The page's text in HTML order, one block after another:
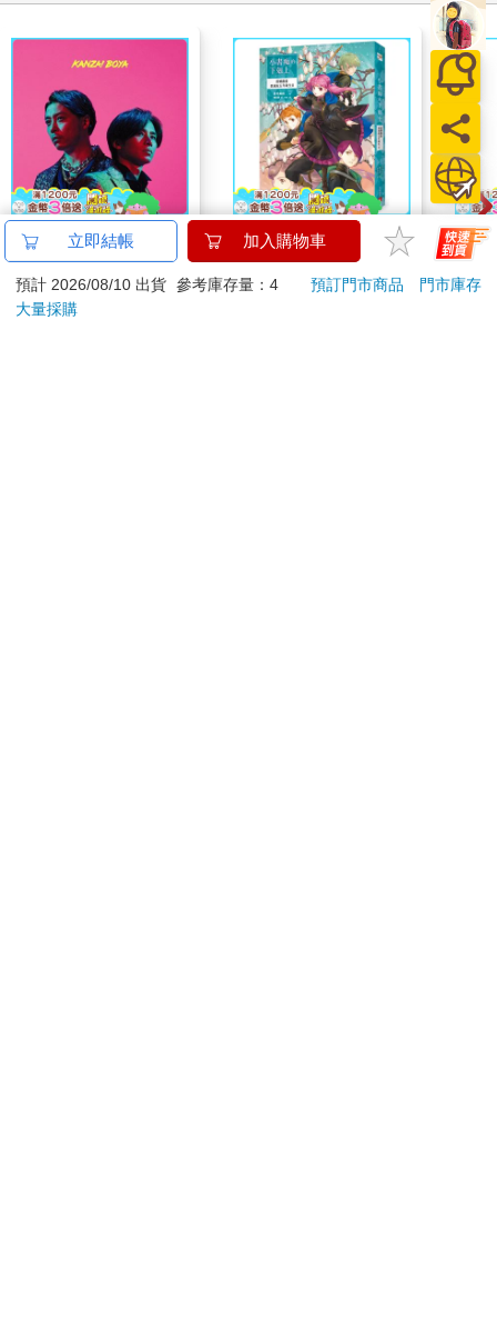
KinKi Kids近畿小子
KANZAI BOYB 初回版
B（CD＋GOODS）
特價 965 元
小書痴的下剋上：漢娜
蘿蕾貴族院五年級生Ⅱ
79 折 特價 253 元
吉
筆器
95 折
立即結帳 加入購物車
預計 2026/08/10 出貨 參考庫存量：4 預訂門市商品
門市庫存
大量採購